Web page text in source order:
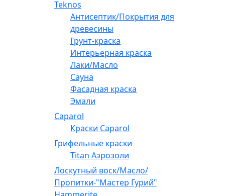
Teknos
Антисептик/Покрытия для
древесины
Грунт-краска
Интерьерная краска
Лаки/Масло
Сауна
Фасадная краска
Эмали
Caparol
Краски Caparol
Грифельные краски
Titan Аэрозоли
Лоскутный воск/Масло/
Пропитки-"Мастер Гурий"